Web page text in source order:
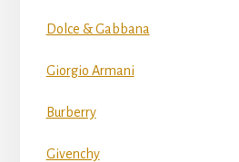
Dolce & Gabbana
Giorgio Armani
Burberry
Givenchy